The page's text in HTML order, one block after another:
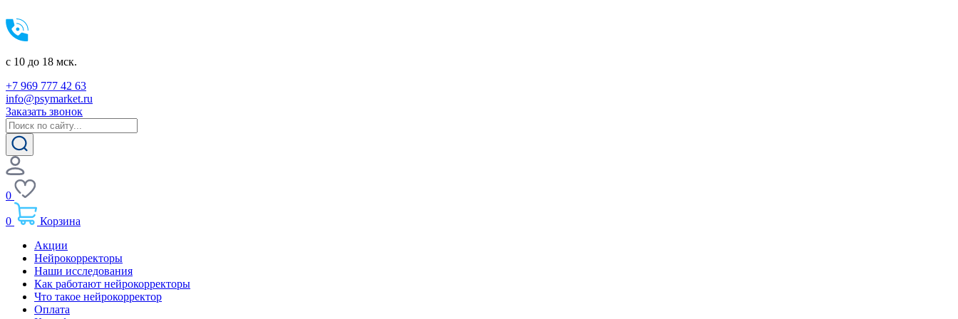
c 10 до 18 мск.
+7 969 777 42 63
info@psymarket.ru
Заказать звонок
0
0
Корзина
Акции
Нейрокорректоры
Наши исследования
Как работают нейрокорректоры
Что такое нейрокорректор
Оплата